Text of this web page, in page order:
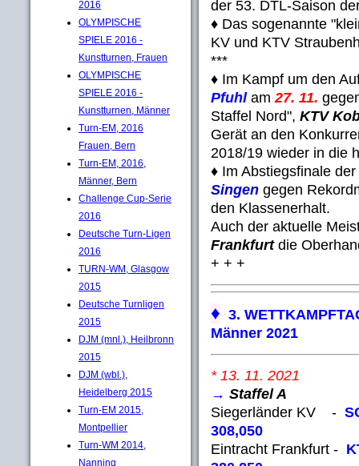
2016
OLYMPISCHE
SPIELE 2016 -
Kunstturnen, Frauen
OLYMPISCHE
SPIELE 2016 -
Kunstturnen, Männer
Turn-EM, 2016
Frauen, Bern
Turn-EM, 2016,
Männer, Bern
Challenge Cup-Serie
2016
Deutsche Turn-Ligen
2016
TURN-WM, Glasgow
2015
Deutsche Turnligen
2015
DJM (mnl.), Heilbronn
2015
DJM (wbl.),
Heidelberg 2015
Turn-EM 2015,
Montpellier
Turn-WM 2014,
Nanning
der 53. DTL-Saison
♦ Das sogenannte
KV und KTV
***
♦ Im Kampf um den
Pfuhlam 27. 11.
Staffel Nord", KTV
Gerät an den
2018/19 wieder in die
♦ Im Abstiegsfinale
Singen gegen
den Klassenerhalt.
Auch der aktuelle
Frankfurtdie
+ + +
♦ 3.
Männer 2021
* 13. 11. 2021
→ Staffel A
Siegerländer KV -
308,050
Eintracht Frankfurt -